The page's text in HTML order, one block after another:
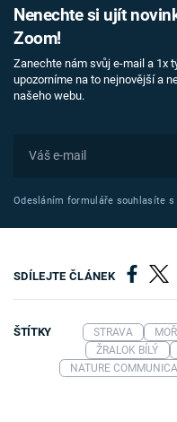
Nenechte si ujít
Zoom!
Zanechte nám svůj e-mail a 1x
upozorníme na to nejnovější a
našeho webu.
Odesláním formuláře souhlasíte s
SDÍLEJTE ČLÁNEK
ŠTÍTKY STRAVA
ŽRALOK BÍLÝ
NATURE